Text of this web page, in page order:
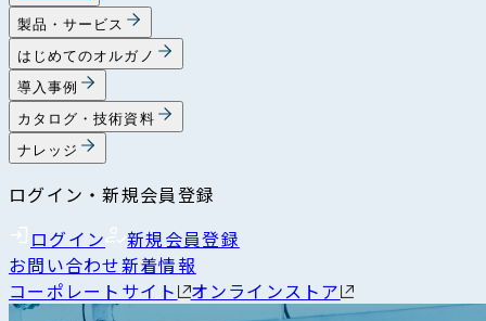
製品・サービス
はじめてのオルガノ
導入事例
カタログ・技術資料
ナレッジ
ログイン・新規会員登録
ログイン
新規会員登録
お問い合わせ新着情報
コーポレートサイト
オンラインストア